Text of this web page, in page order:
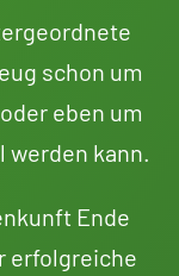
schon um
eben um
werden kann.
Ende
erfolgreiche